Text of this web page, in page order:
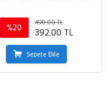
%20
490,00 TL
392,00 TL
Sepete Ekle